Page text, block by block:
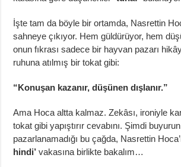
İşte tam da böyle bir ortamda, Nasrettin
sahneye çıkıyor. Hem güldürüyor, hem
onun fıkrası sadece bir hayvan pazarı
ruhuna atılmış bir tokat gibi:
“Konuşan kazanır, düşünen dışlanır.”
Ama Hoca altta kalmaz. Zekâsı, ironiyle
tokat gibi yapıştırır cevabını. Şimdi
pazarlanamadığı bu çağda, Nasrettin
hindi’ vakasına birlikte bakalım…